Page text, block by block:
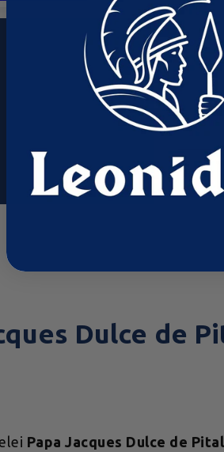
Dulce de
Papa Jacques Dulce de
Parolă *